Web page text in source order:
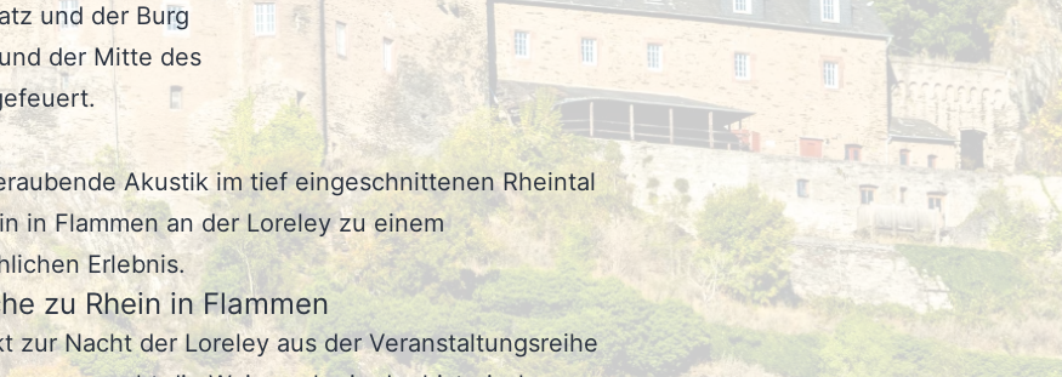
und der Burg
der Mitte des
Akustik im tief eingeschnittenen Rheintal
in Flammen an der Loreley zu einem
Erlebnis.
zu Rhein in Flammen
zur Nacht der Loreley aus der Veranstaltungsreihe